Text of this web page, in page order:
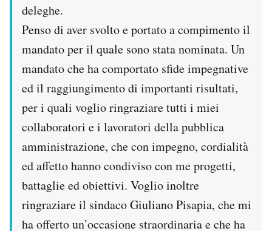
deleghe.
Penso di aver svolto e portato a compimento il
mandato per il quale sono stata nominata. Un
mandato che ha comportato sfide impegnative
ed il raggiungimento di importanti risultati,
per i quali voglio ringraziare tutti i miei
collaboratori e i lavoratori della pubblica
amministrazione, che con impegno, cordialità
ed affetto hanno condiviso con me progetti,
battaglie ed obiettivi. Voglio inoltre
ringraziare il sindaco Giuliano Pisapia, che mi
ha offerto un’occasione straordinaria e che ha